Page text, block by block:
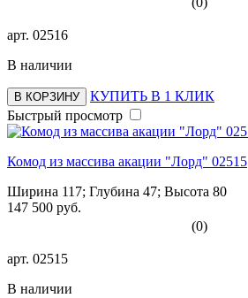
арт. 02516
В наличии
В КОРЗИНУ
КУПИТЬ В 1 КЛИК
Быстрый просмотр
Комод из массива акации "Лорд" 02515
Ширина 117; Глубина 47; Высота 80
147 500 руб.
(0)
арт. 02515
В наличии